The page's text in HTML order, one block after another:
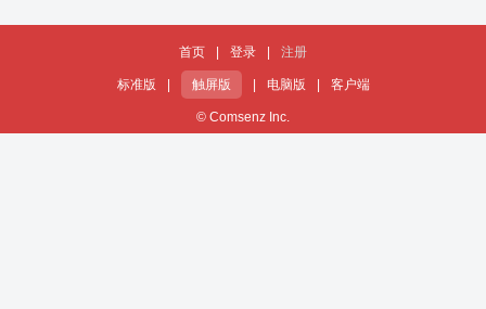
首页 登录 注册
标准版 触屏版 电脑版 客户端
© Comsenz Inc.